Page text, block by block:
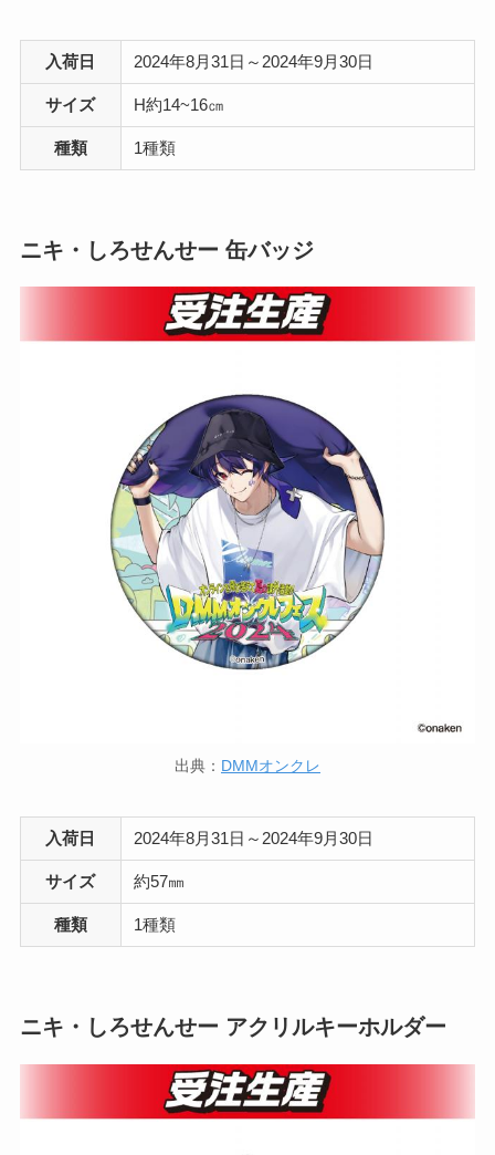
入荷日 2024年8月31日～2024年9月30日
サイズ H約14~16㎝
種類 1種類
ニキ・しろせんせー 缶バッジ
出典： DMMオンクレ
入荷日 2024年8月31日～2024年9月30日
サイズ 約57㎜
種類 1種類
ニキ・しろせんせー アクリルキーホルダー